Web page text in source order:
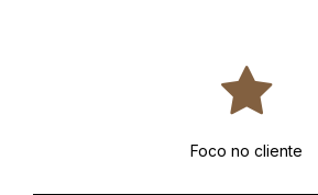
Foco no cliente